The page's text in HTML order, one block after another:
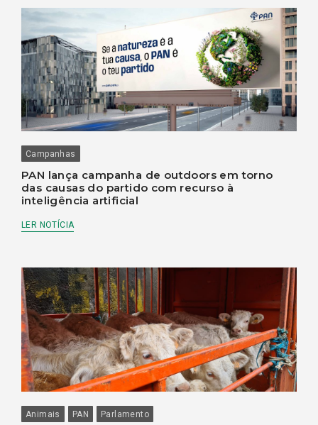
Campanhas
PAN lança campanha de outdoors em torno
das causas do partido com recurso à
inteligência artificial
LER NOTÍCIA
Animais PAN Parlamento